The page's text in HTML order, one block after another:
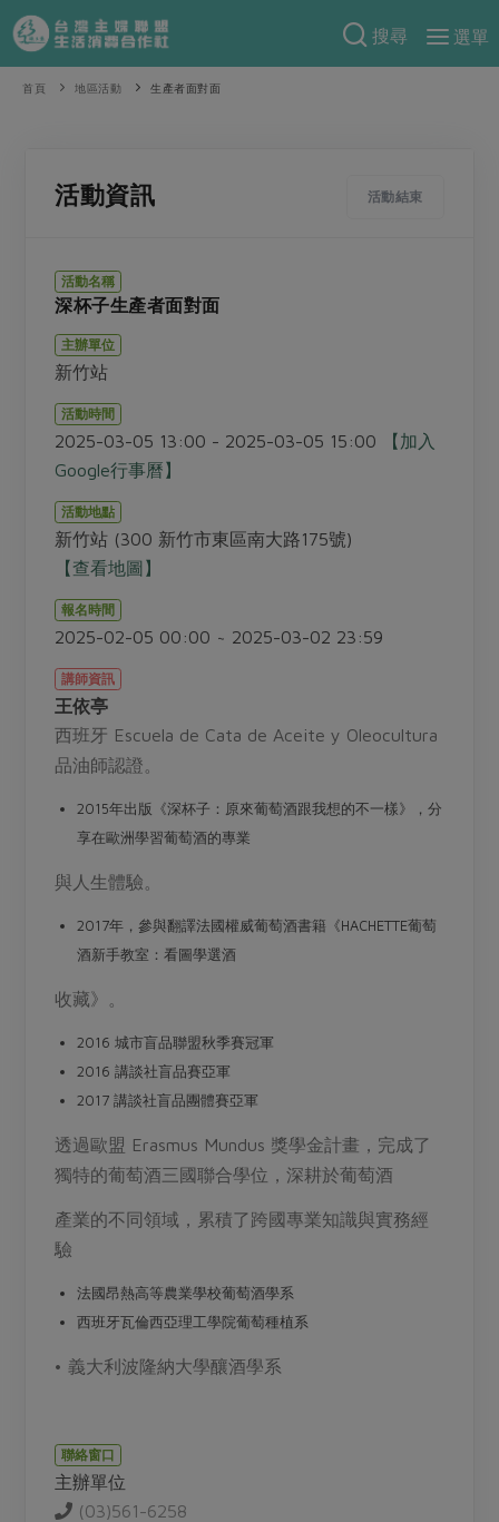
搜尋
選單
產品分類
芽苗類
奶蛋豆・五穀
肉品・水產
畜產肉類
水畜加工品
調理食材・點心
休閒零嘴
保健食品
美妝保養
家庭清潔
圖書禮品
防災用品
優惠專區
樂齡友善
食材
麵食
肉食
海鮮
蔬食
蛋料理
料理方式
醬料
湯品．鍋物
漬物
涼拌沙拉
年菜食譜
高麗菜海鮮煎餅
特別企畫
把最好的台灣味帶回家！
2026年端午節預購圓滿結束
更多預購活動
當季產品
合作25-經典快閃最後一週
合作25-精選產品第四彈
合作25-精選產品第三彈
更多當季產品
議題活動
主婦聯盟X樂齡網特約優惠案
30%rPET紅烏龍茶
2024農業發展計畫年度報告
更多議題活動
把最好的台灣味帶回家！
觀點文章
主婦食堂
社內大小事
產品故事
樂齡生活
廚房瑜伽
關注議題
減硝酸鹽
廢核運動
減添加物 減塑減廢
公益金
更多議題
生活者e週報
綠主張月刊
關於合作社
認識合作社
關於我們
合作社組織
員工與求才
產品檢驗
自主把關
檢驗報告
硝酸鹽檢驗
社員權益
合作社法規
社務專區
選舉專區
最新消息
媒體報導
下載專區
社務會議 地區活動
重要公告
首頁 地區活動 生產者面對面
活動結束
活動資訊
活動名稱
深杯子生產者面對面
主辦單位
新竹站
活動時間
2025-03-05 13:00 - 2025-03-05 15:00
【加入
Google行事曆】
活動地點
新竹站 (300 新竹市東區南大路175號)
【查看地圖】
報名時間
2025-02-05 00:00 ~ 2025-03-02 23:59
講師資訊
王依亭
⻄班牙 Escuela de Cata de Aceite y Oleocultura
品油師認證。
2015年出版《深杯⼦：原來葡萄酒跟我想的不⼀樣》，分
享在歐洲學習葡萄酒的專業
與⼈⽣體驗。
2017年，參與翻譯法國權威葡萄酒書籍《HACHETTE葡萄
酒新⼿教室：看圖學選酒
收藏》。
2016 城市盲品聯盟秋季賽冠軍
2016 講談社盲品賽亞軍
2017 講談社盲品團體賽亞軍
透過歐盟 Erasmus Mundus 獎學⾦計畫，完成了
獨特的葡萄酒三國聯合學位，深耕於葡萄酒
產業的不同領域，累積了跨國專業知識與實務經
驗
法國昂熱⾼等農業學校葡萄酒學系
⻄班牙瓦倫⻄亞理⼯學院葡萄種植系
• 義⼤利波隆納⼤學釀酒學系
聯絡窗口
主辦單位
(03)561-6258